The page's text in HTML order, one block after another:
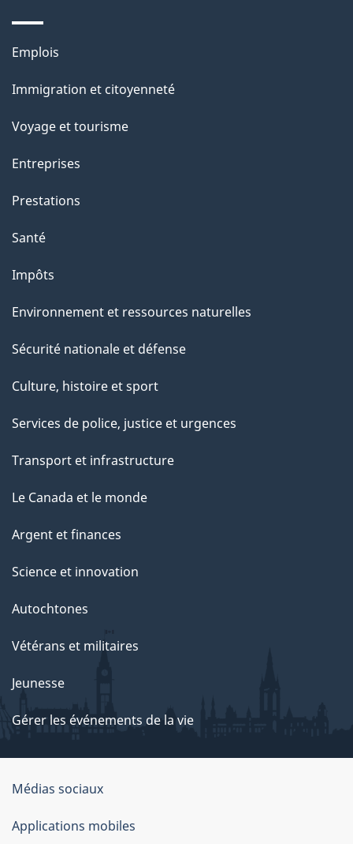
l
a
a
g
"
Thèmes
sujets
Emplois
Immigration et citoyenneté
Voyage et tourisme
Entreprises
Prestations
Santé
Impôts
Environnement et ressources naturelles
Sécurité nationale et défense
Culture, histoire et sport
Services de police, justice et urgences
Transport et infrastructure
Le Canada et le monde
Argent et finances
Science et innovation
Autochtones
Vétérans et militaires
Jeunesse
Gérer les événements de la vie
Organisation
du
Médias sociaux
Applications mobiles